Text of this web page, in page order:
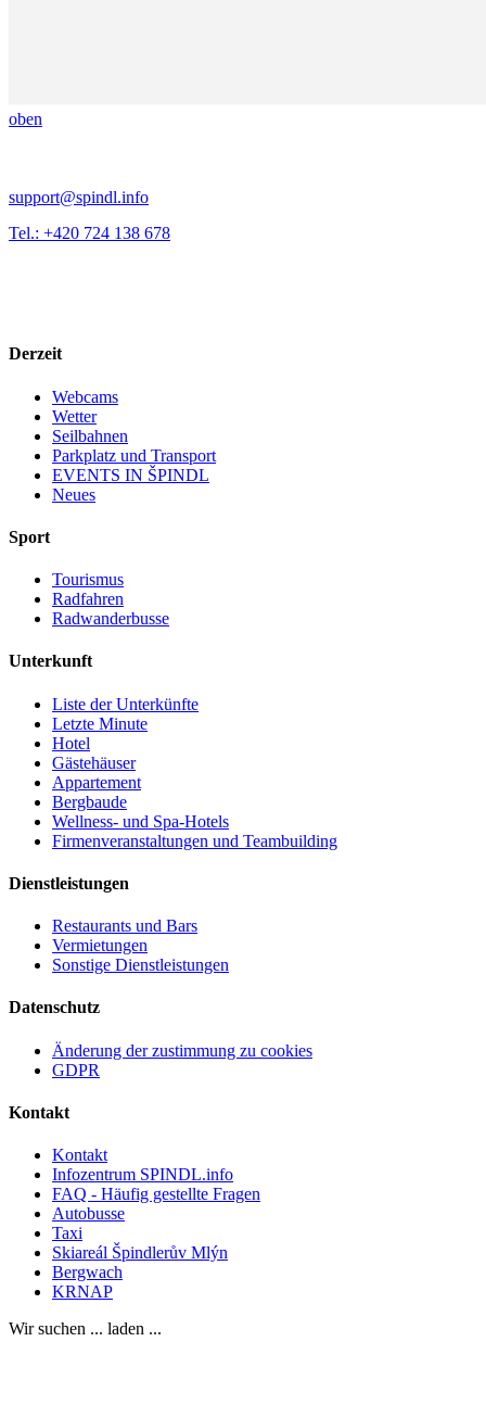
oben
support@spindl.info
Tel.: +420 724 138 678
Derzeit
Webcams
Wetter
Seilbahnen
Parkplatz und Transport
EVENTS IN ŠPINDL
Neues
Sport
Tourismus
Radfahren
Radwanderbusse
Unterkunft
Liste der Unterkünfte
Letzte Minute
Hotel
Gästehäuser
Appartement
Bergbaude
Wellness- und Spa-Hotels
Firmenveranstaltungen und Teambuilding
Dienstleistungen
Restaurants und Bars
Vermietungen
Sonstige Dienstleistungen
Datenschutz
Änderung der zustimmung zu cookies
GDPR
Kontakt
Kontakt
Infozentrum SPINDL.info
FAQ - Häufig gestellte Fragen
Autobusse
Taxi
Skiareál Špindlerův Mlýn
Bergwach
KRNAP
Wir suchen ... laden ...